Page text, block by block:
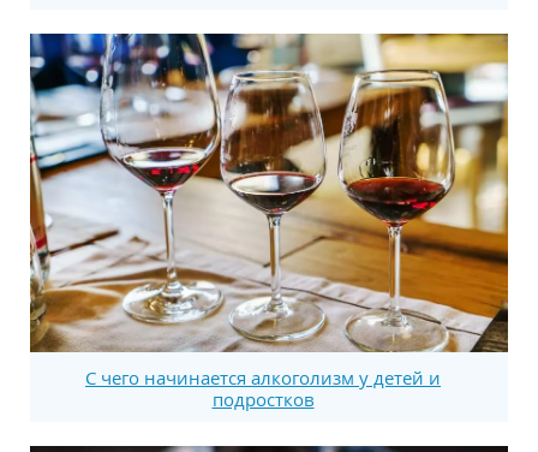
С чего начинается алкоголизм у детей и
подростков